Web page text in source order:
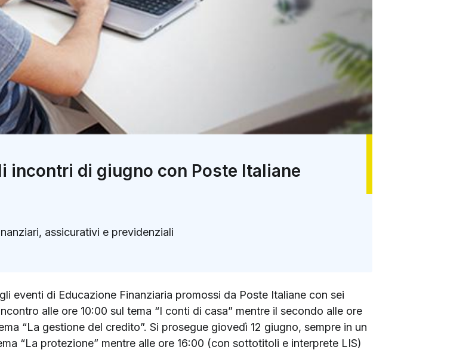
incontri di giugno con Poste Italiane
assicurativi e previdenziali
eventi di Educazione Finanziaria promossi da Poste Italiane con sei
alle ore 10:00 sul tema “I conti di casa” mentre il secondo alle ore
“La gestione del credito”. Si prosegue giovedì 12 giugno, sempre in un
“La protezione” mentre alle ore 16:00 (con sottotitoli e interprete LIS)